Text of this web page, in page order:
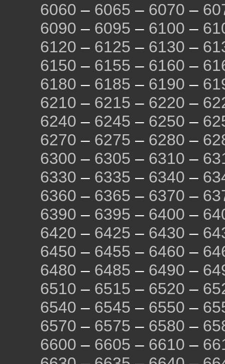
6060 – 6065 – 6070 –
6090 – 6095 – 6100 –
6120 – 6125 – 6130 –
6150 – 6155 – 6160 –
6180 – 6185 – 6190 –
6210 – 6215 – 6220 –
6240 – 6245 – 6250 –
6270 – 6275 – 6280 –
6300 – 6305 – 6310 –
6330 – 6335 – 6340 –
6360 – 6365 – 6370 –
6390 – 6395 – 6400 –
6420 – 6425 – 6430 –
6450 – 6455 – 6460 –
6480 – 6485 – 6490 –
6510 – 6515 – 6520 –
6540 – 6545 – 6550 –
6570 – 6575 – 6580 –
6600 – 6605 – 6610 –